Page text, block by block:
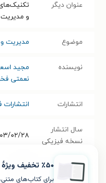
عنوان دیگر
و
موضوع مدیریت
نویسنده مجید
نعمتی
انتشارات
سال انتشار
نسخه فیزیکی
۱۴۰۳/
فرمت کتاب PDF ٪۵۰ تخفیف ویژۀ اولین خرید
برای کتاب‌های